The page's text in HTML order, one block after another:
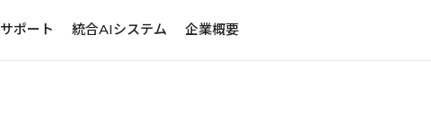
サポート 統合AIシステム 企業概要